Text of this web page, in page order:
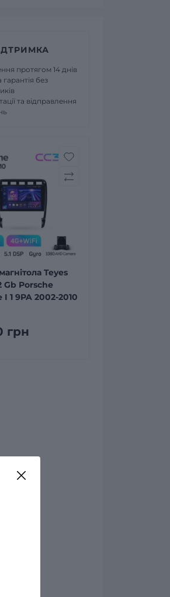
протягом 14 днів
гарантія без
та відправлення
Teyes
Gb Porsche
I 1 9PA 2002-2010
грн